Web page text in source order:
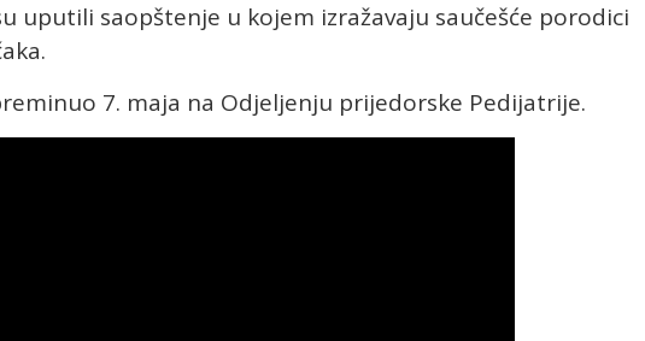
uputili saopštenje u kojem izražavaju saučešće porodici
7. maja na Odjeljenju prijedorske Pedijatrije.